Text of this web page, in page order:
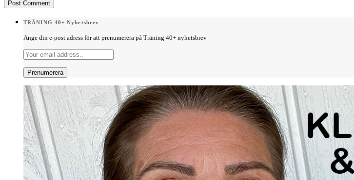
TRÄNING 40+ Nyhetsbrev
Ange din e-post adress för att prenumerera på Träning 40+ nyhetsbrev